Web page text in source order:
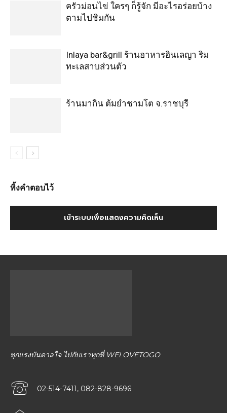
ครัวม่อนไข่ ใครๆ ก็รู้จัก มีอะไรอร่อยบ้าง
ตามไปชิมกัน
Inlaya bar&grill ร้านอาหารอินเลญา ริม
ทะเลสาบส่วนตัว
ร้านมากิน ต้มยำชามโต จ.ราชบุรี
ทิ้งคำตอบไว้
เข้าระบบเพื่อแสดงความคิดเห็น
ทุกแรงบันดาลใจ ไปกับเราทุกที่ WELOVETOGO
02-514-7411, 082-828-9696